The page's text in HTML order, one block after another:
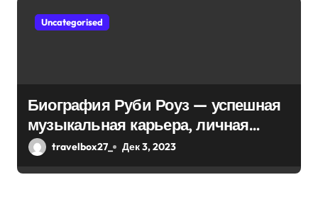
Uncategorised
Биография Руби Роуз — успешная
музыкальная карьера, личная
жизнь и знаковые достижения
travelbox27_ Дек 3, 2023